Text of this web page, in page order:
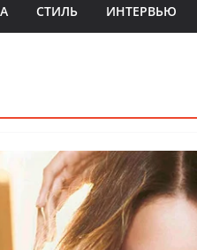
СТИЛЬ ИНТЕРВЬЮ